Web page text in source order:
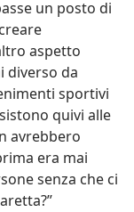
un posto di
aspetto
diverso da
sportivi
quivi alle
avrebbero
era mai
senza che ci